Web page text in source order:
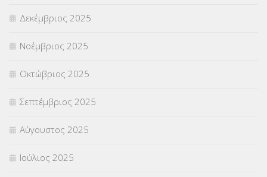
Δεκέμβριος 2025
Νοέμβριος 2025
Οκτώβριος 2025
Σεπτέμβριος 2025
Αύγουστος 2025
Ιούλιος 2025